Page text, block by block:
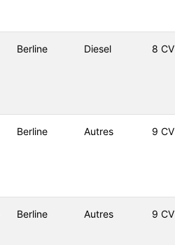
Berline Diesel 8 CV
Berline Autres 9 CV
Berline Autres 9 CV